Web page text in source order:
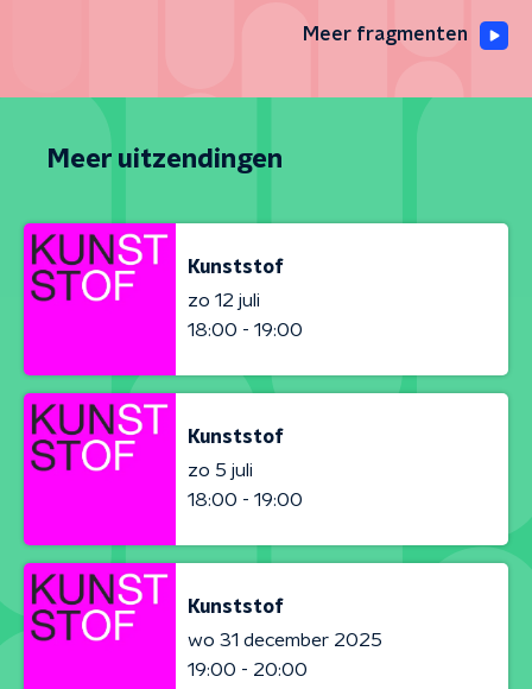
Meer fragmenten
Meer uitzendingen
Kunststof
zo 12 juli
18:00 - 19:00
Kunststof
zo 5 juli
18:00 - 19:00
Kunststof
wo 31 december 2025
19:00 - 20:00